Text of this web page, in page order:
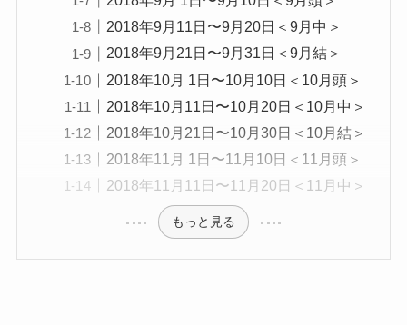
2018年9月11日〜9月20日＜9月中＞
2018年9月21日〜9月31日＜9月結＞
2018年10月 1日〜10月10日＜10月頭＞
2018年10月11日〜10月20日＜10月中＞
2018年10月21日〜10月30日＜10月結＞
2018年11月 1日〜11月10日＜11月頭＞
2018年11月11日〜11月20日＜11月中＞
もっと見る